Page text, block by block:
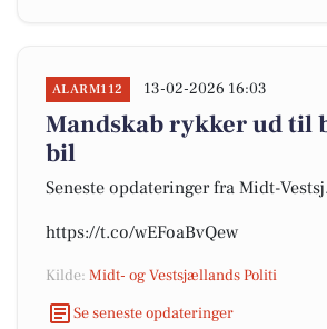
ALARM112 13-02-2026 16:03
Mandskab rykker ud til
bil
Seneste opdateringer fra Midt-
https://t.co/wEFoaBvQew
Kilde: Midt- og Vestsjællands Politi
Se seneste opdateringer